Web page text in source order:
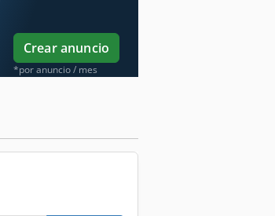
Crear anuncio
*por anuncio / mes